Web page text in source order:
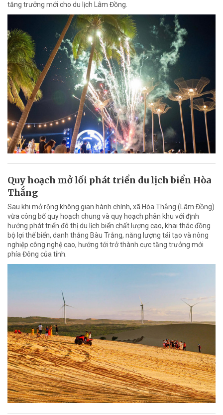
tăng trưởng mới cho du lịch Lâm Đồng.
Quy hoạch mở lối phát triển du lịch biển Hòa
Thắng
Sau khi mở rộng không gian hành chính, xã Hòa Thắng (Lâm Đồng)
vừa công bố quy hoạch chung và quy hoạch phân khu với định
hướng phát triển đô thị du lịch biển chất lượng cao, khai thác đồng
bộ lợi thế biển, danh thắng Bàu Trắng, năng lượng tái tạo và nông
nghiệp công nghệ cao, hướng tới trở thành cực tăng trưởng mới
phía Đông của tỉnh.